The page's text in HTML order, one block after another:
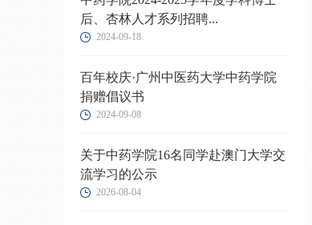
后、杏林人才系列招聘...
2024-09-18
百年校庆·广州中医药大学中药学院
捐赠倡议书
2024-09-08
关于中药学院16名同学赴澳门大学交
流学习的公示
2026-08-04